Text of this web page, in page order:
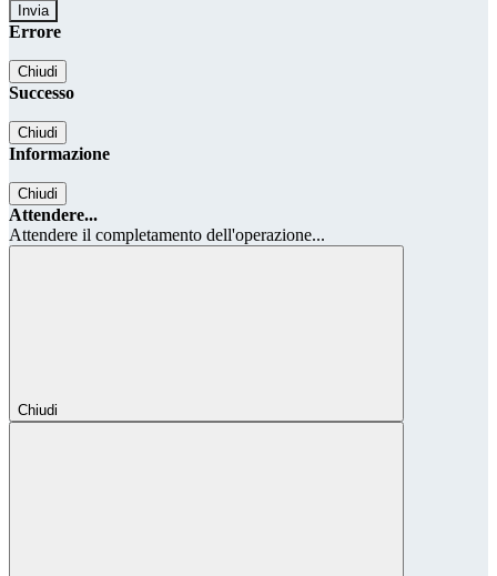
Errore
Chiudi
Successo
Chiudi
Informazione
Chiudi
Attendere...
Attendere il completamento dell'operazione...
Chiudi